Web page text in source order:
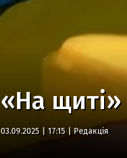
«На щиті»
03.09.2025 | 17:15 | Редакція